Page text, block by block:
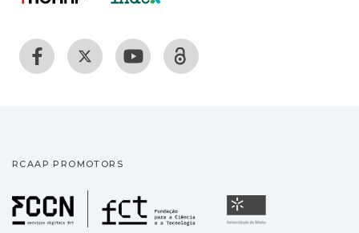
RCAAP PROMOTORS
Fundação para a